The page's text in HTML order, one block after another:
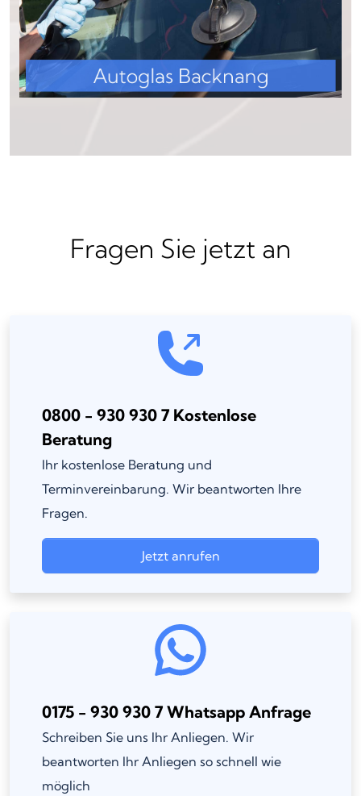
Fragen Sie jetzt an
0800 - 930 930 7 Kostenlose
Beratung
Ihr kostenlose Beratung und
Terminvereinbarung. Wir beantworten Ihre
Fragen.
Jetzt anrufen
0175 - 930 930 7 Whatsapp Anfrage
Schreiben Sie uns Ihr Anliegen. Wir
beantworten Ihr Anliegen so schnell wie
möglich